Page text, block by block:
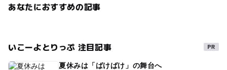
あなたにおすすめの記事
いこーよとりっぷ 注目記事
夏休みは「ばけばけ」の舞台へ